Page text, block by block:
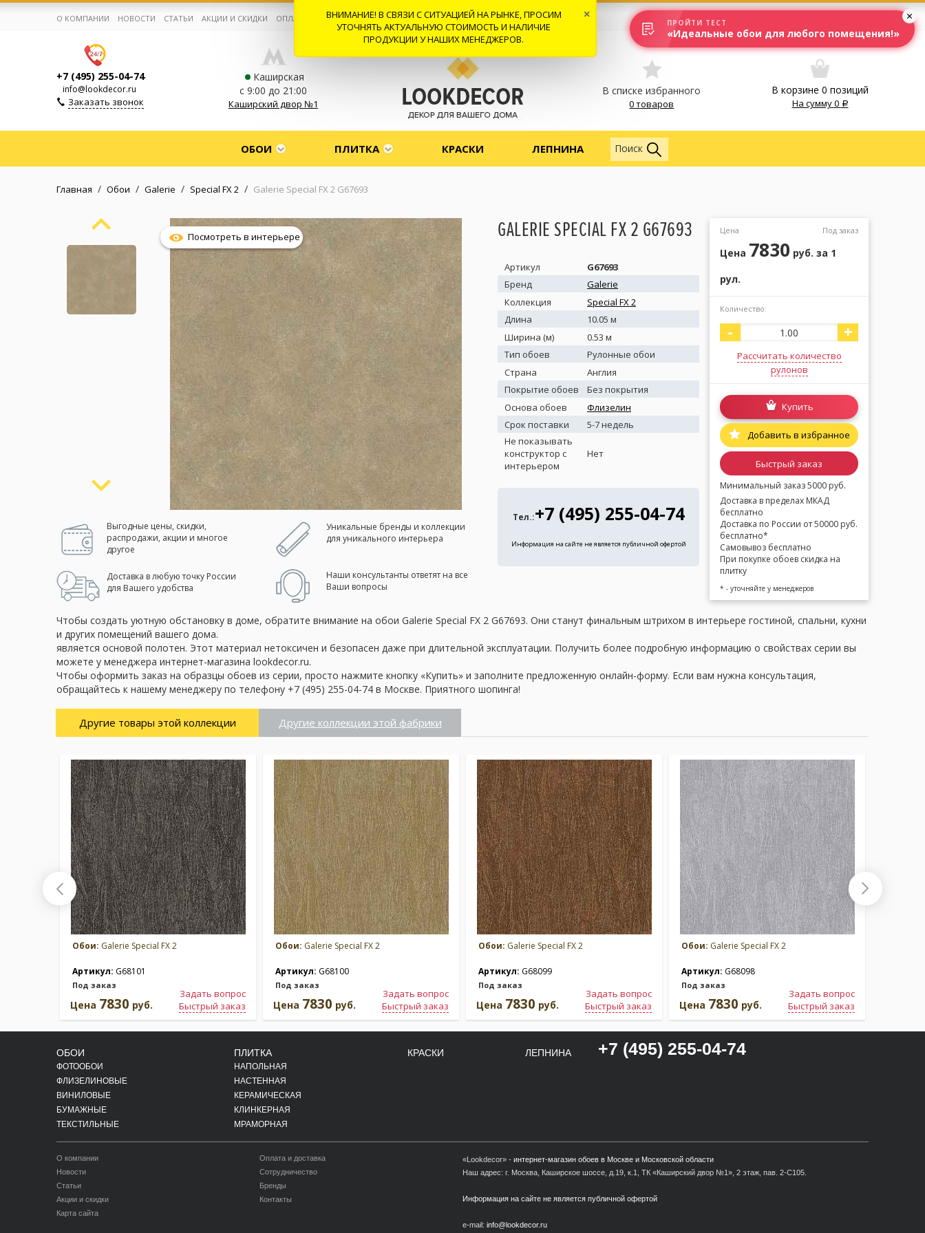
Корзина:0
Избранное:0 товаров
Каталог
Компания
(сменить город)
Заказать обратный звонок
О КОМПАНИИ НОВОСТИ СТАТЬИ АКЦИИ И СКИДКИ ОПЛАТА И ДОСТАВКА СОТРУДНИЧЕСТВО КОНТАКТЫ ОТЗЫВЫ
+7 (495) 255-04-74
info@lookdecor.ru
Заказать звонок
Каширская
с 9:00 до 21:00
Каширский двор №1
В списке избранного
0 товаров
В корзине 0 позиций
На сумму0
ОБОИ ПЛИТКА КРАСКИ ЛЕПНИНА Обои
Поиск
Главная / Обои / Galerie / Special FX 2 / Galerie Special FX 2 G67693
Посмотреть в интерьере
Выгодные цены, скидки,
распродажи, акции и многое
другое
Уникальные бренды и коллекции
для уникального интерьера
Доставка в любую точку России
для Вашего удобства
Наши консультанты ответят на все
Ваши вопросы
GALERIE SPECIAL FX 2 G67693
Артикул
G67693
Бренд
Galerie
Коллекция
Special FX 2
Длина
10.05 м
Ширина (м)
0.53 м
Тип обоев
Рулонные обои
Страна
Англия
Покрытие обоев
Без покрытия
Основа обоев
Флизелин
Срок поставки
5-7 недель
Не показывать
конструктор с
интерьером
Нет
Тел.:+7 (495) 255-04-74
Информация на сайте не является публичной офертой
Цена Под заказ
Цена 7830 руб. за 1
рул.
Количество:
- +
Рассчитать количество
рулонов
Купить
Добавить в избранное
Быстрый заказ
Минимальный заказ 5000 руб.
Доставка в пределах МКАД
бесплатно
Доставка по России от 50000 руб.
бесплатно*
Самовывоз бесплатно
При покупке обоев скидка на
плитку
* - уточняйте у менеджеров
Чтобы создать уютную обстановку в доме, обратите внимание на обои Galerie Special FX 2 G67693. Они станут финальным штрихом в интерьере гостиной, спальни, кухни
и других помещений вашего дома.
является основой полотен. Этот материал нетоксичен и безопасен даже при длительной эксплуатации. Получить более подробную информацию о свойствах серии вы
можете у менеджера интернет-магазина lookdecor.ru.
Чтобы оформить заказ на образцы обоев из серии, просто нажмите кнопку «Купить» и заполните предложенную онлайн-форму. Если вам нужна консультация,
обращайтесь к нашему менеджеру по телефону +7 (495) 255-04-74 в Москве. Приятного шопинга!
Другие товары этой коллекции Другие коллекции этой фабрики
Обои: Galerie Special FX 2
Артикул: G68101
Под заказ
Задать вопрос
Быстрый заказ
Цена 7830 руб.
Обои: Galerie Special FX 2
Артикул: G68100
Под заказ
Задать вопрос
Быстрый заказ
Цена 7830 руб.
Обои: Galerie Special FX 2
Артикул: G68099
Под заказ
Задать вопрос
Быстрый заказ
Цена 7830 руб.
Обои: Galerie Special FX 2
Артикул: G68098
Под заказ
Задать вопрос
Быстрый заказ
Цена 7830 руб.
ОБОИ
ФОТООБОИ
ФЛИЗЕЛИНОВЫЕ
ВИНИЛОВЫЕ
БУМАЖНЫЕ
ТЕКСТИЛЬНЫЕ
ПЛИТКА
НАПОЛЬНАЯ
НАСТЕННАЯ
КЕРАМИЧЕСКАЯ
КЛИНКЕРНАЯ
МРАМОРНАЯ
КРАСКИ ЛЕПНИНА +7 (495) 255-04-74
О компании
Новости
Статьи
Акции и скидки
Карта сайта
Оплата и доставка
Сотрудничество
Бренды
Контакты
«Lookdecor» - интернет-магазин обоев в Москве и Московской области
Наш адрес: г. Москва, Каширское шоссе, д.19, к.1, ТК «Каширский двор №1», 2 этаж, пав. 2-С105.
Информация на сайте не является публичной офертой
e-mail: info@lookdecor.ru
ВНИМАНИЕ! В СВЯЗИ С СИТУАЦИЕЙ НА РЫНКЕ, ПРОСИМ
УТОЧНЯТЬ АКТУАЛЬНУЮ СТОИМОСТЬ И НАЛИЧИЕ
ПРОДУКЦИИ У НАШИХ МЕНЕДЖЕРОВ.
×
ПРОЙТИ ТЕСТ
«Идеальные обои для любого помещения!»